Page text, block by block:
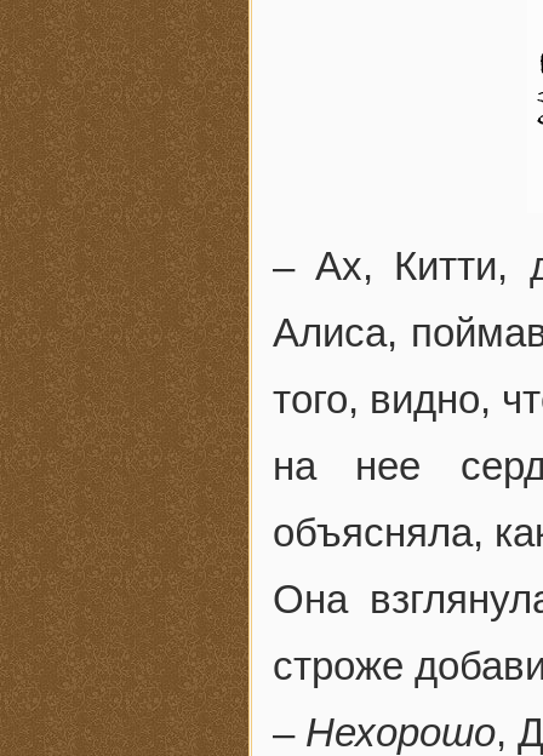
– Ах, Китти,
Алиса,
того, видно,
на нее
объясняла,
Она
строже
– Нехорошо,